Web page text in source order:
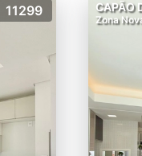
11299 CAPÃO
Zona